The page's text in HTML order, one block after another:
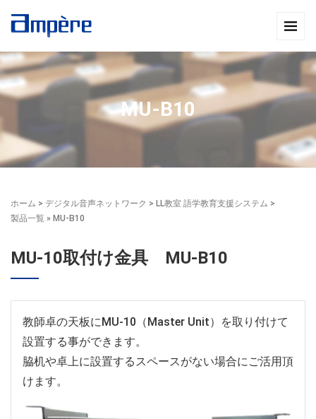
MU-B10
ホーム > デジタル音声ネットワーク > LL教室 語学教育支援システム >
製品一覧 » MU-B10
MU-10取付け金具 MU-B10
教師卓の天板にMU-10（Master Unit）を取り付けて
設置する事ができます。
脇机や卓上に設置するスペースがない場合にご活用頂
けます。